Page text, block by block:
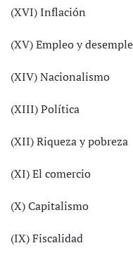
(XVI) Inflación
(XV) Empleo y
(XIV) Nacionalismo
(XIII) Política
(XII) Riqueza y pobreza
(XI) El comercio
(X) Capitalismo
(IX) Fiscalidad